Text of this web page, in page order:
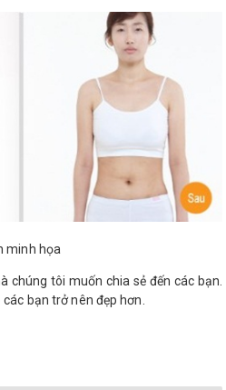
minh họa
chúng tôi muốn chia sẻ đến các bạn.
bạn trở nên đẹp hơn.